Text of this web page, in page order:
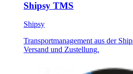
Shipsy TMS
Shipsy
Transportmanagement aus der
Versand und Zustellung.